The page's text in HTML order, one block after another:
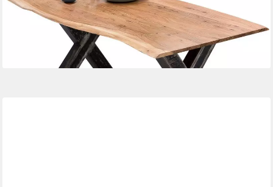
ab 710,45 € UVP 1.559,00 €
lieferbar - in 7-9 Werktagen bei dir